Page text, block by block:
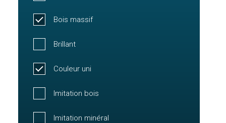
Bois massif
Brillant
Couleur uni
Imitation bois
Imitation minéral